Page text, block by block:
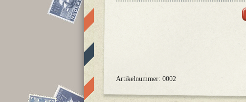
Artikelnummer: 0002